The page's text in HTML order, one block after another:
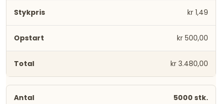
kr 1,49
kr 500,00
kr 3.480,00
5000 stk.